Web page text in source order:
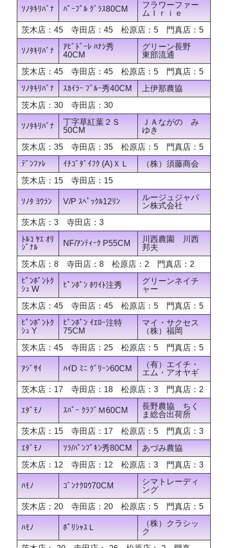
ｿﾉﾀｷﾘﾊﾞﾅ ﾊﾟｰﾌﾟﾙ ｸﾞﾗｽ80CM
フラワーファー
ムＩｒｉｅ
茨木店：45 寺田店：45 松原店：5 門真店：5
ｿﾉﾀｷﾘﾊﾞﾅ
ｱﾋﾞﾄﾞｰﾚ ﾊﾅｼ秀
40CM
グリーン長野
東部流通
茨木店：45 寺田店：45 松原店：5 門真店：5
ｿﾉﾀｷﾘﾊﾞﾅ
ｽｶｲﾗｰ ﾌﾞﾙｰ秀40CM
上伊那農協
茨木店：30 寺田店：30
ｿﾉﾀｷﾘﾊﾞﾅ
丁字草紅葉２Ｓ
50CM
ＪＡながの み
ゆき
茨木店：35 寺田店：35 松原店：5 門真店：5
ﾃﾞﾝﾌｧﾚ
ｲﾁｺﾞﾀﾞｲﾌｸ (A)ＸＬ
（株）須藤商会
茨木店：15 寺田店：15
ｿﾉﾀ ﾖｳﾗﾝ V/P ｽﾍﾟｯｸﾙ12ﾘﾝ
ルージュジャパ
ン株式会社
茨木店：3 寺田店：3
ﾄﾙｺ ﾔｴ ｵﾘ
ｼﾞﾅﾙ
NF/ｱﾝﾃｨｰｸ P55CM
川西農園 川西
邦夫
茨木店：8 寺田店：8 松原店：2 門真店：2
ﾋﾟﾝﾎﾟﾝﾄｸ
ｼｭ W
ﾋﾟﾝﾎﾟﾝ ﾎﾜｲﾄ注秀
グリーンネイチ
ャー
茨木店：45 寺田店：45 松原店：5 門真店：5
ﾋﾟﾝﾎﾟﾝﾄｸ
ｼｭ Y
ﾋﾟﾝﾎﾟﾝ ｲｴﾛｰ注特
75CM
マイ・サクセス
（株）福岡
茨木店：45 寺田店：25 松原店：5 門真店：5
ｱｼﾞｻｲ ﾊｲD ﾐﾆ ｸﾞﾘｰﾝ60CM
（有）エイチ・
エム・アオヤギ
茨木店：17 寺田店：18 松原店：3 門真店：2
ｴﾀﾞﾓﾉ ｽﾊﾟｰ ｸﾗﾌﾞＭ60CM
長野農協 ちく
ま総合出荷所
茨木店：15 寺田店：17 松原店：5 門真店：3
ｴﾀﾞﾓﾉ
ｿﾗ/ﾊﾟﾝﾌﾟｷﾝ秀80CM
あづみ農協
茨木店：12 寺田店：12 松原店：3 門真店：3
ﾊﾓﾉ ｺﾞﾝﾅｸﾛｳ70CM
シマトレーディ
ング
茨木店：20 寺田店：20 松原店：5 門真店：5
ﾊﾓﾉ ﾎﾟﾘｼｬｽＬ
（株）クラシッ
ク